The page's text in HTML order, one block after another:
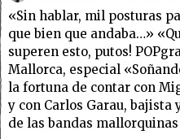
«Sin hablar, mil posturas
que bien que andaba…»
superen esto, putos!
Mallorca, especial
la fortuna de contar con
y con Carlos Garau, bajista
de las bandas mallorquinas